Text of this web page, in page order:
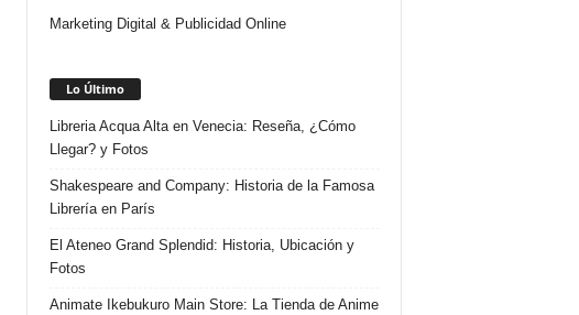
Marketing Digital & Publicidad Online
Lo Último
Libreria Acqua Alta en Venecia: Reseña, ¿Cómo
Llegar? y Fotos
Shakespeare and Company: Historia de la Famosa
Librería en París
El Ateneo Grand Splendid: Historia, Ubicación y
Fotos
Animate Ikebukuro Main Store: La Tienda de Anime